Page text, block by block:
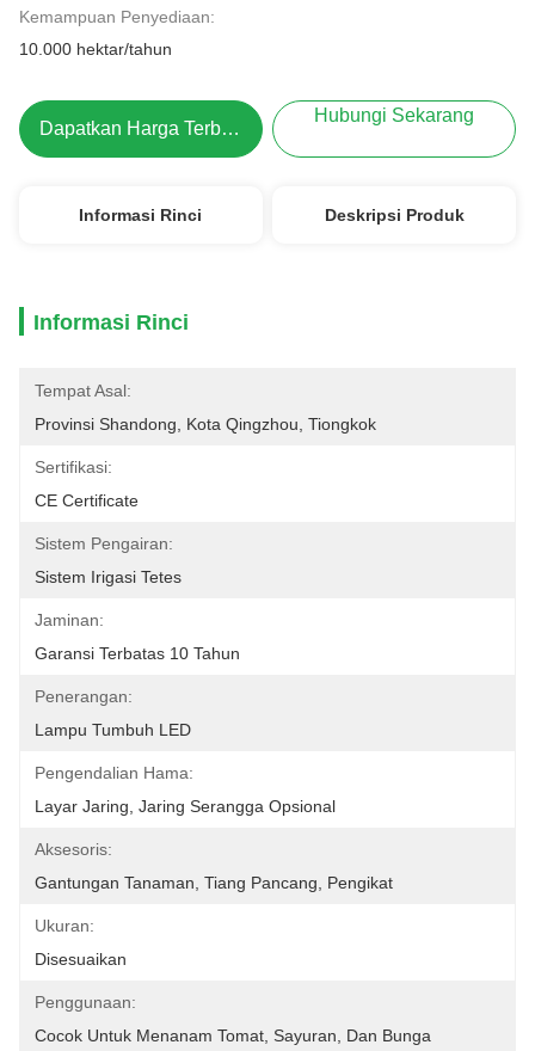
Kemampuan Penyediaan:
10.000 hektar/tahun
Dapatkan Harga Terbaik
Hubungi Sekarang
Informasi Rinci Deskripsi Produk
Informasi Rinci
Tempat Asal:
Provinsi Shandong, Kota Qingzhou, Tiongkok
Sertifikasi:
CE Certificate
Sistem Pengairan:
Sistem Irigasi Tetes
Jaminan:
Garansi Terbatas 10 Tahun
Penerangan:
Lampu Tumbuh LED
Pengendalian Hama:
Layar Jaring, Jaring Serangga Opsional
Aksesoris:
Gantungan Tanaman, Tiang Pancang, Pengikat
Ukuran:
Disesuaikan
Penggunaan:
Cocok Untuk Menanam Tomat, Sayuran, Dan Bunga